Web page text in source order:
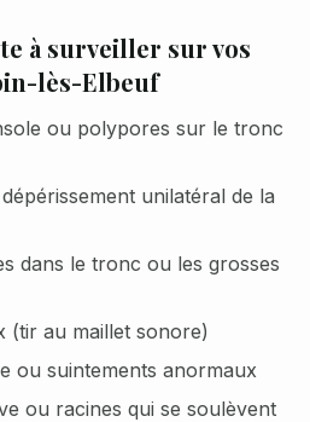
à surveiller sur vos
lès-Elbeuf
ou polypores sur le tronc
unilatéral de la
dans le tronc ou les grosses
(tir au maillet sonore)
ou suintements anormaux
ou racines qui se soulèvent